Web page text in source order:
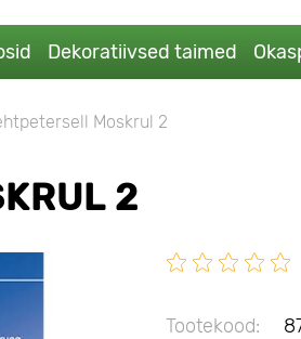
Dekoratiivsed taimed
Moskrul 2
2
Tootekood: